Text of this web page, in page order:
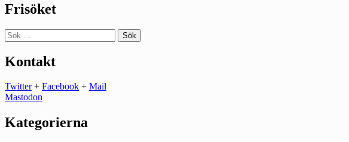
Frisöket
Sök
efter:
Kontakt
Twitter+ Facebook + Mail
Mastodon
Kategorierna